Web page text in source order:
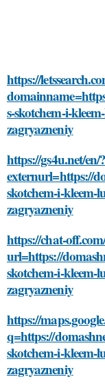
https://
s-skotchem-i-
zagryazneniy
https://gs4u.net/en/?
externurl=https://
skotchem-i-kleem-
zagryazneniy
https://chat-
url=https://
skotchem-i-kleem-
zagryazneniy
https://
q=https://
skotchem-i-kleem-
zagryazneniy